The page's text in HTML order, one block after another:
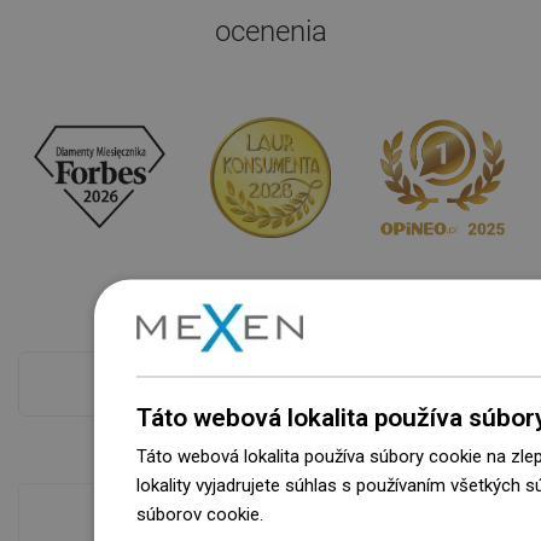
ocenenia
Pokladňa viac
Táto webová lokalita používa
Táto webová lokalita používa súbory cookie na
lokality vyjadrujete súhlas s používaním všetkých
súborov cookie.